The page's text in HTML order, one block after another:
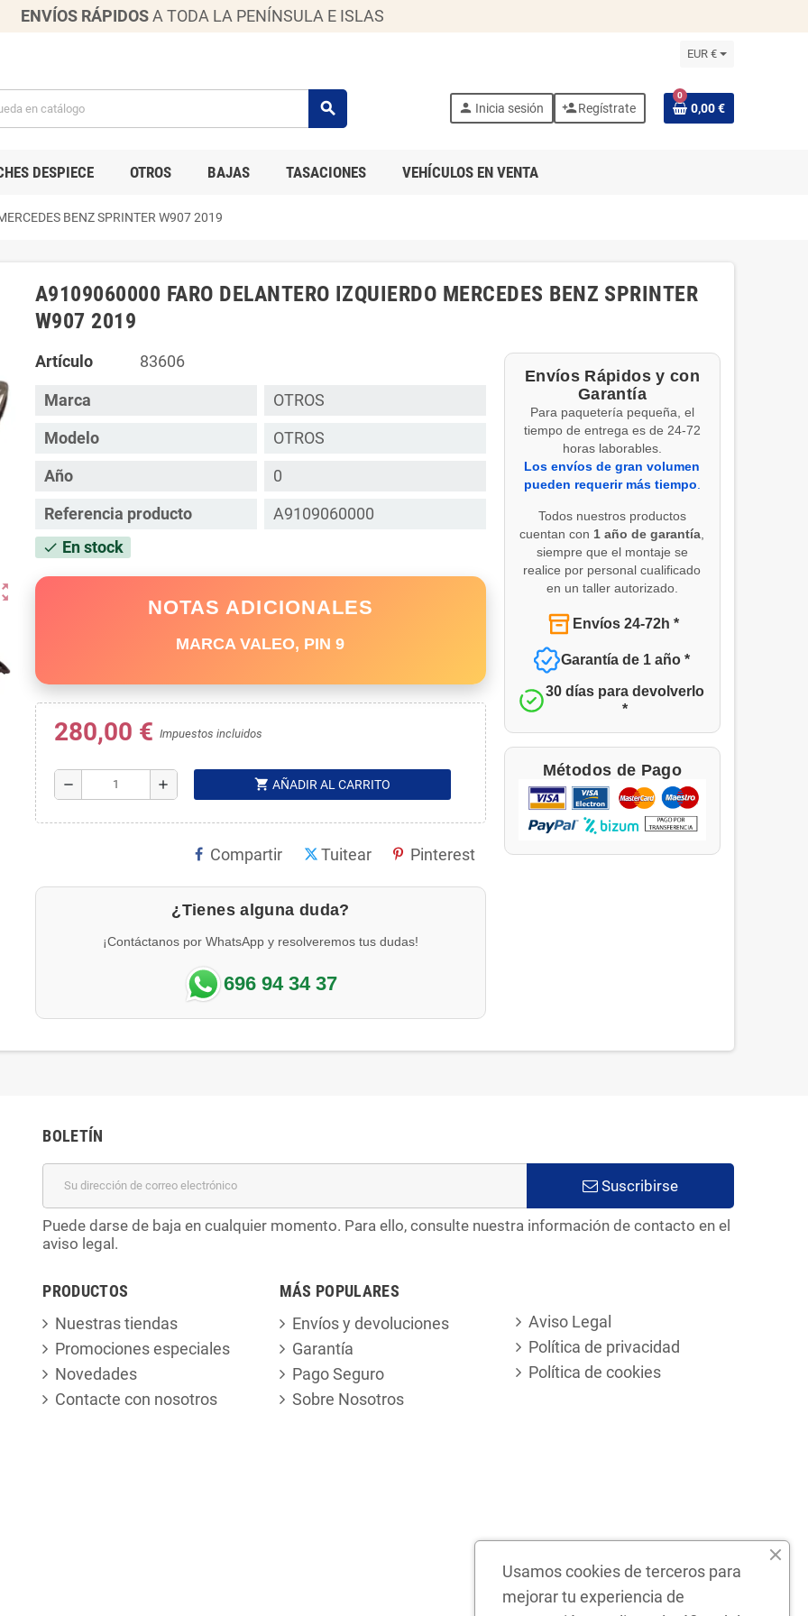
ENVÍOS RÁPIDOS A TODA LA PENÍNSULA E ISLAS
EUR €
search person Inicia sesión person_addRegístrate
0
0,00 €
DESPIECE OTROS BAJAS TASACIONES VEHÍCULOS EN VENTA
BENZ SPRINTER W907 2019
A9109060000 FARO DELANTERO IZQUIERDO MERCEDES BENZ SPRINTER
W907 2019
Artículo 83606
Marca
OTROS
Modelo
OTROS
Año
0
Referencia producto
A9109060000
check En stock
NOTAS ADICIONALES
MARCA VALEO, PIN 9
280,00 € Impuestos incluidos
remove add shopping_cart AÑADIR AL CARRITO
Compartir Tuitear Pinterest
¿Tienes alguna duda?
¡Contáctanos por WhatsApp y resolveremos tus dudas!
696 94 34 37
Envíos Rápidos y con
Garantía
Para paquetería pequeña, el
tiempo de entrega es de 24-72
horas laborables.
Los envíos de gran volumen
pueden requerir más tiempo
Todos nuestros productos
cuentan con 1 año de garantía
siempre que el montaje se
realice por personal cualificado
en un taller autorizado.
Envíos 24-72h *
Garantía de 1 año *
30 días para devolverlo
*
Métodos de Pago
BOLETÍN
Suscribirse
Puede darse de baja en cualquier momento. Para ello, consulte nuestra información de contacto en el
aviso legal.
PRODUCTOS
Nuestras tiendas
Promociones especiales
Novedades
Contacte con nosotros
MÁS POPULARES
Envíos y devoluciones
Garantía
Pago Seguro
Sobre Nosotros
Aviso Legal
Política de privacidad
Política de cookies
Usamos cookies de terceros para
mejorar tu experiencia de